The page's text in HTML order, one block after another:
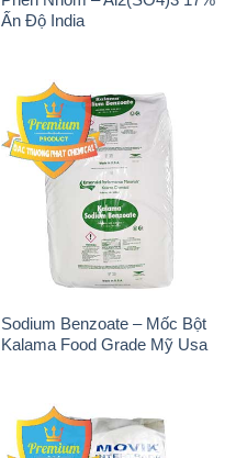
Ấn Độ India
Sodium Benzoate – Mốc Bột
Kalama Food Grade Mỹ Usa